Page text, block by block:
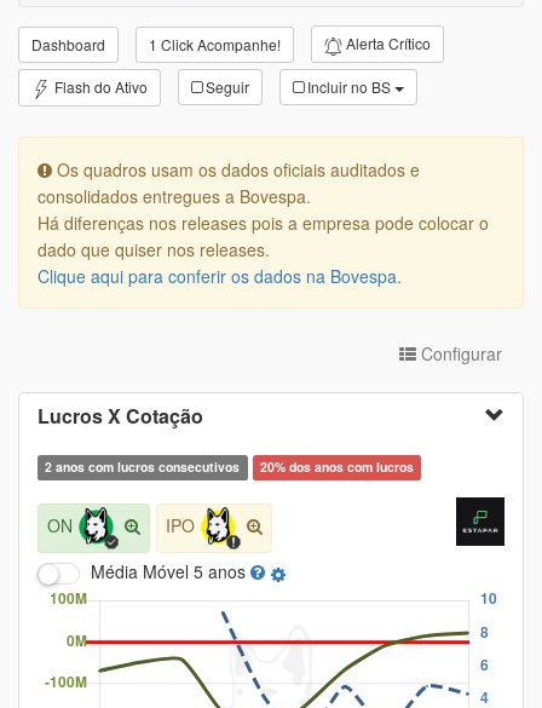
Dashboard 1 Click Acompanhe! Alerta Crítico
Flash do Ativo Seguir Incluir no BS
Os quadros usam os dados oficiais auditados e
consolidados entregues a Bovespa.
Há diferenças nos releases pois a empresa pode colocar o
dado que quiser nos releases.
Clique aqui para conferir os dados na Bovespa.
Configurar
Lucros X Cotação
2 anos com lucros consecutivos 20% dos anos com lucros
ON
IPO
Média Móvel 5 anos